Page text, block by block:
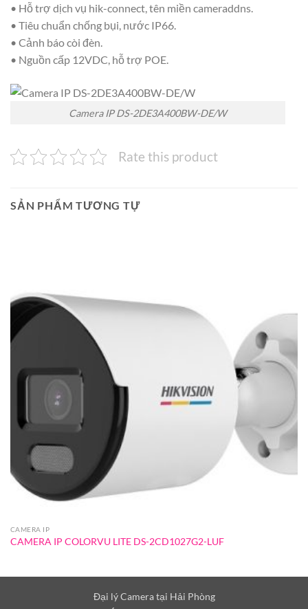
• Hỗ trợ dịch vụ hik-connect, tên miền cameraddns.
• Tiêu chuẩn chống bụi, nước IP66.
• Cảnh báo còi đèn.
• Nguồn cấp 12VDC, hỗ trợ POE.
Camera IP DS-2DE3A400BW-DE/W
Rate this product
SẢN PHẨM TƯƠNG TỰ
CAMERA IP
CAMERA IP COLORVU LITE DS-2CD1027G2-LUF
Đại lý Camera tại Hải Phòng